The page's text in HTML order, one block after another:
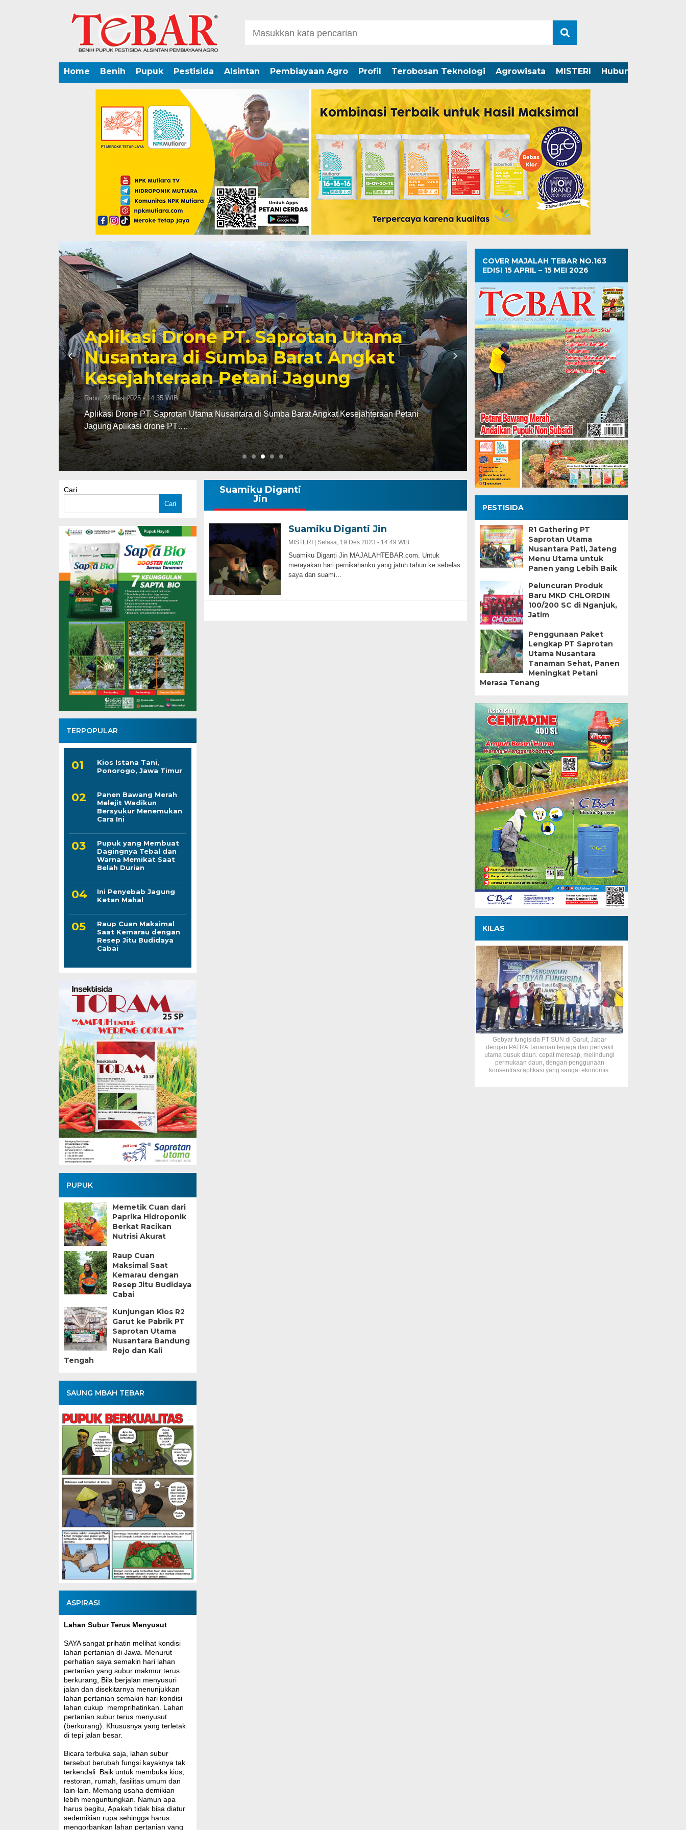
Home Benih Pupuk Pestisida Alsintan Pembiayaan Agro Profil Terobosan Teknologi Agrowisata MISTERI Hubungi Kami
Jangan Kalah oleh Hama Penyakit, Yuk
Atasi Tantangan Budidaya Kembang
Kol!
Rabu, 26 Nov 2025 - 11:45 WIB
Jangan Kalah oleh Hama Penyakit, Yuk Atasi Tantangan Budidaya Kembang Kol!
MAJALAHTEBAR.com. Kondisi kembang kol dikatakan…
Getah Darah di
Sabtu, 25 Okt 2025 - 20:53 WIB
Getah Darah di Pohon Lembah
saja. Begini kejadian yang…
Cari
Cari
TERPOPULAR
Kios Istana Tani,
Ponorogo, Jawa Timur
Panen Bawang Merah
Melejit Wadikun
Bersyukur Menemukan
Cara Ini
Pupuk yang Membuat
Dagingnya Tebal dan
Warna Memikat Saat
Belah Durian
Ini Penyebab Jagung
Ketan Mahal
Raup Cuan Maksimal
Saat Kemarau dengan
Resep Jitu Budidaya
Cabai
PUPUK
Memetik Cuan dari
Paprika Hidroponik
Berkat Racikan
Nutrisi Akurat
Raup Cuan
Maksimal Saat
Kemarau dengan
Resep Jitu Budidaya
Cabai
Kunjungan Kios R2
Garut ke Pabrik PT
Saprotan Utama
Nusantara Bandung
Rejo dan Kali
Tengah
SAUNG MBAH TEBAR
ASPIRASI
Lahan Subur Terus Menyusut
SAYA sangat prihatin melihat kondisi
lahan pertanian di Jawa. Menurut
perhatian saya semakin hari lahan
pertanian yang subur makmur terus
berkurang, Bila berjalan menyusuri
jalan dan disekitarnya menunjukkan
lahan pertanian semakin hari kondisi
lahan cukup memprihatinkan. Lahan
pertanian subur terus menyusut
(berkurang). Khususnya yang terletak
di tepi jalan besar.
Bicara terbuka saja, lahan subur
tersebut berubah fungsi kayaknya tak
terkendali Baik untuk membuka kios,
restoran, rumah, fasilitas umum dan
lain-lain. Memang usaha demikian
lebih menguntungkan. Namun apa
harus begitu, Apakah tidak bisa diatur
sedemikian rupa sehingga harus
mengorbankan lahan pertanian yang
Suamiku Diganti
Jin
Suamiku Diganti Jin
MISTERI | Selasa, 19 Des 2023 - 14:49 WIB
Suamiku Diganti Jin MAJALAHTEBAR.com. Untuk
merayakan hari pernikahanku yang jatuh tahun ke sebelas
saya dan suami…
COVER MAJALAH TEBAR NO.163
EDISI 15 APRIL – 15 MEI 2026
PESTISIDA
R1 Gathering PT
Saprotan Utama
Nusantara Pati, Jateng
Menu Utama untuk
Panen yang Lebih Baik
Peluncuran Produk
Baru MKD CHLORDIN
100/200 SC di Nganjuk,
Jatim
Penggunaan Paket
Lengkap PT Saprotan
Utama Nusantara
Tanaman Sehat, Panen
Meningkat Petani
Merasa Tenang
KILAS
Gebyar fungisida PT SUN di Garut, Jabar
dengan PATRA Tanaman terjaga dari penyakit
utama busuk daun. cepat meresap, melindungi
permukaan daun, dengan penggunaan
konsentrasi aplikasi yang sangat ekonomis.